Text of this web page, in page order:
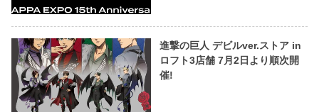
進撃の巨人 デビルver.ストア in
ロフト3店舗 7月2日より順次開
催!